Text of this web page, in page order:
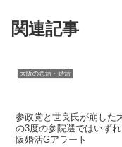
関連記事
大阪の恋活・婚活
参政党と世良氏が崩した
の3度の参院選ではいず
阪婚活Gアラート